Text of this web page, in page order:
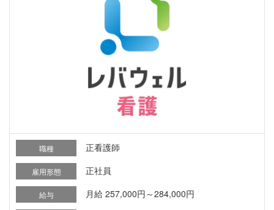
職種 正看護師
雇用形態 正社員
給与 月給 257,000円～284,000円